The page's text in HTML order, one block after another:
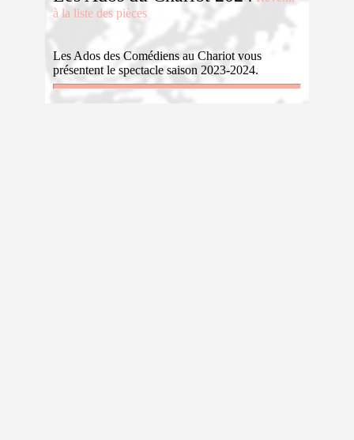
à la liste des pièces
Les Ados des Comédiens au Chariot vous
présentent le spectacle saison 2023-2024.